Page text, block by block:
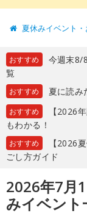
夏休みイベント
おすすめ
今週末8/
覧
おすすめ 夏に読み
おすすめ
【2026
もわかる！
おすすめ
【2026
ごし方ガイド
2026年7月
みイベント